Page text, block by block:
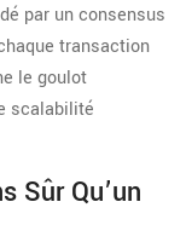
par un consensus
transaction
le goulot
scalabilité
Sûr Qu’un